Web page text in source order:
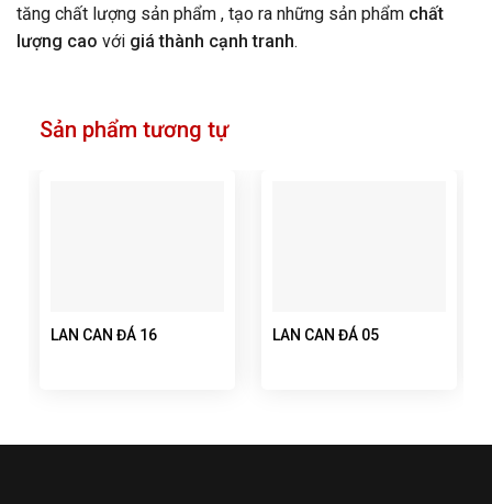
tăng chất lượng sản phẩm , tạo ra những sản phẩm chất
lượng cao với giá thành cạnh tranh.
Sản phẩm tương tự
LAN CAN ĐÁ 16 LAN CAN ĐÁ 05